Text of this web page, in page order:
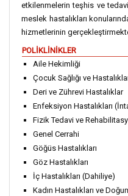
etkilenmelerin teşhis ve
meslek hastalıkları
hizmetlerinin
POLİKLİNİKLER
Aile Hekimliği
Çocuk Sağlığı ve
Deri ve Zührevi Hastalıklar
Enfeksiyon Hastalıkları
Fizik Tedavi ve
Genel Cerrahi
Göğüs Hastalıkları
Göz Hastalıkları
İç Hastalıkları (Dahiliye)
Kadın Hastalıkları ve